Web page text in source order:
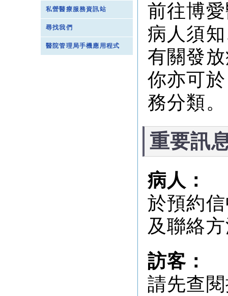
私營醫療服務資訊站
尋找我們
醫院管理局手機應用程式
前往博
病人須
有關發
你亦可
務分類。
重要訊
病人：
於預約
及聯絡
訪客：
請先查